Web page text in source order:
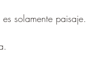
solamente paisaje.